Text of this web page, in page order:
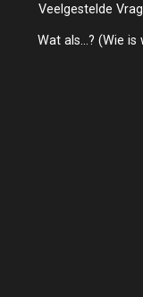
Veelgestelde
Wat als...? (Wie